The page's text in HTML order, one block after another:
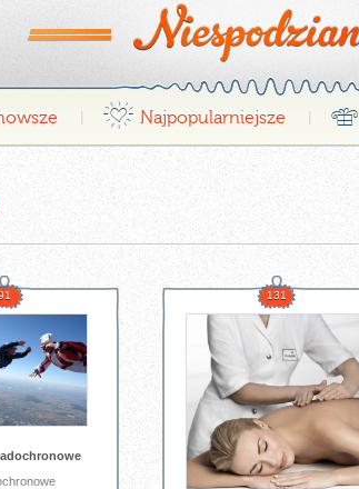
¤ Najpopularniejsze r
131